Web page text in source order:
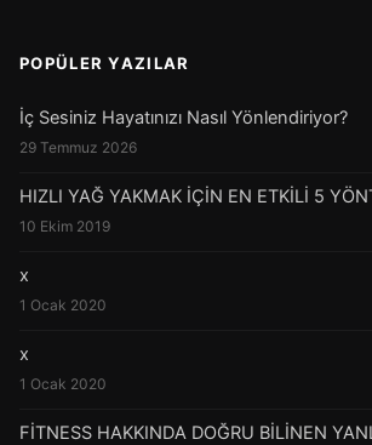
POPÜLER YAZILAR
İç Sesiniz Hayatınızı Nasıl Yönlendiriyor?
29 Temmuz 2026
HIZLI YAĞ YAKMAK İÇİN EN ETKİLİ 5
10 Ekim 2019
x
1 Ocak 2020
x
1 Ocak 2020
FİTNESS HAKKINDA DOĞRU BİLİNEN